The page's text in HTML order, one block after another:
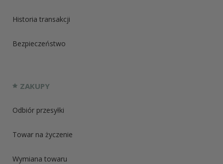
Historia transakcji
Bezpieczeństwo
ZAKUPY
Odbiór przesyłki
Towar na życzenie
Wymiana towaru